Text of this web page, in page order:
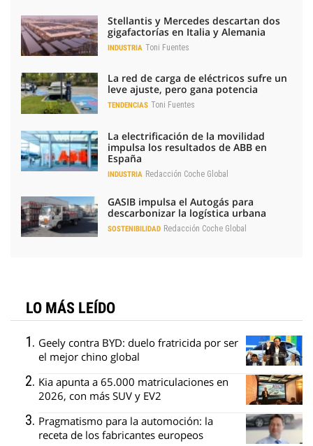
Stellantis y Mercedes descartan dos
gigafactorías en Italia y Alemania
INDUSTRIA Toni Fuentes
La red de carga de eléctricos sufre un
leve ajuste, pero gana potencia
TENDENCIAS Toni Fuentes
La electrificación de la movilidad
impulsa los resultados de ABB en
España
INDUSTRIA Redacción Coche Global
GASIB impulsa el Autogás para
descarbonizar la logística urbana
SOSTENIBILIDAD Redacción Coche Global
LO MÁS LEÍDO
Geely contra BYD: duelo fratricida por ser
el mejor chino global
Kia apunta a 65.000 matriculaciones en
2026, con más SUV y EV2
Pragmatismo para la automoción: la
receta de los fabricantes europeos